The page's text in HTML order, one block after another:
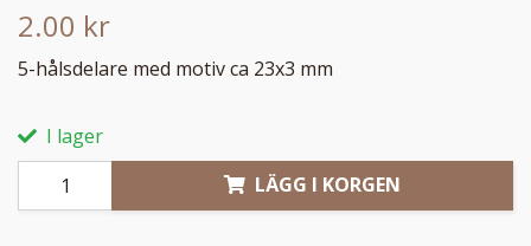
2.00 kr
5-hålsdelare med motiv ca 23x3 mm
I lager
LÄGG I KORGEN